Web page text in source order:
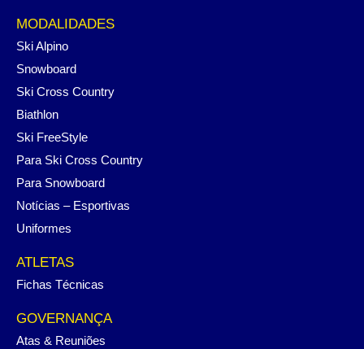
MODALIDADES
Ski Alpino
Snowboard
Ski Cross Country
Biathlon
Ski FreeStyle
Para Ski Cross Country
Para Snowboard
Notícias – Esportivas
Uniformes
ATLETAS
Fichas Técnicas
GOVERNANÇA
Atas & Reuniões